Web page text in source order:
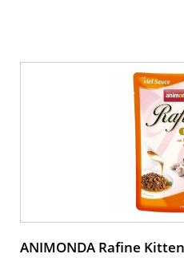
ANIMONDA Rafine